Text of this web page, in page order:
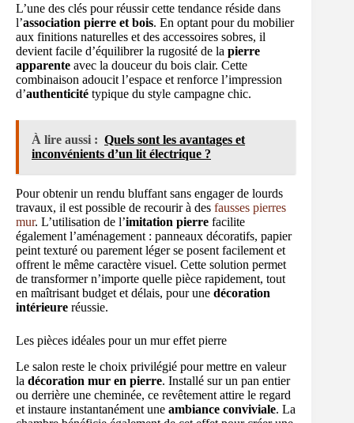
L’une des clés pour réussir cette tendance réside dans
l’association pierre et bois. En optant pour du mobilier
aux finitions naturelles et des accessoires sobres, il
devient facile d’équilibrer la rugosité de la pierre
apparente avec la douceur du bois clair. Cette
combinaison adoucit l’espace et renforce l’impression
d’authenticité typique du style campagne chic.
À lire aussi : Quels sont les avantages et
inconvénients d’un lit électrique ?
Pour obtenir un rendu bluffant sans engager de lourds
travaux, il est possible de recourir à des fausses pierres
mur. L’utilisation de l’imitation pierre facilite
également l’aménagement : panneaux décoratifs, papier
peint texturé ou parement léger se posent facilement et
offrent le même caractère visuel. Cette solution permet
de transformer n’importe quelle pièce rapidement, tout
en maîtrisant budget et délais, pour une décoration
intérieure réussie.
Les pièces idéales pour un mur effet pierre
Le salon reste le choix privilégié pour mettre en valeur
la décoration mur en pierre. Installé sur un pan entier
ou derrière une cheminée, ce revêtement attire le regard
et instaure instantanément une ambiance conviviale. La